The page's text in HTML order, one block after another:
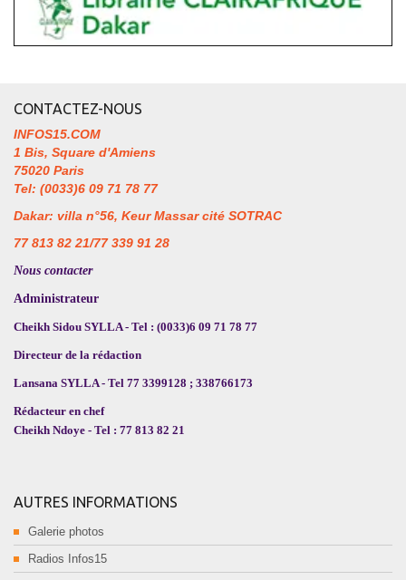
CONTACTEZ-NOUS
INFOS15.COM
1 Bis, Square d'Amiens
75020 Paris
Tel: (0033)6 09 71 78 77
Dakar: villa n°56, Keur Massar cité SOTRAC
77 813 82 21/77 339 91 28
Nous contacter
Administrateur
Cheikh Sidou SYLLA - Tel : (0033)6 09 71 78 77
Directeur de la rédaction
Lansana SYLLA - Tel 77 3399128 ; 338766173
Rédacteur en chef
Cheikh Ndoye - Tel : 77 813 82 21
AUTRES INFORMATIONS
Galerie photos
Radios Infos15